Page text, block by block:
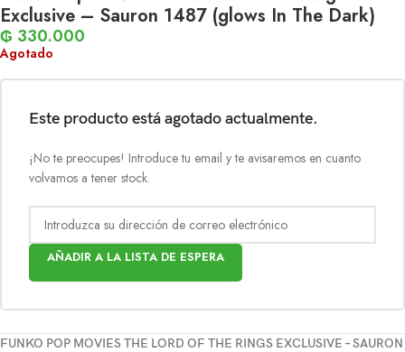
Exclusive – Sauron 1487 (glows In The Dark)
₲ 330.000
Agotado
Este producto está agotado actualmente.
¡No te preocupes! Introduce tu email y te avisaremos en cuanto
volvamos a tener stock.
AÑADIR A LA LISTA DE ESPERA
FUNKO POP MOVIES THE LORD OF THE RINGS EXCLUSIVE – SAURON